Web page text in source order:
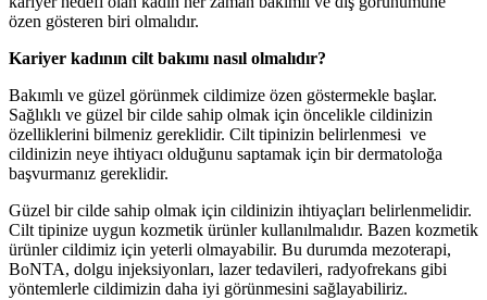
özen gösteren biri olmalıdır.
Kariyer kadının cilt bakımı nasıl olmalıdır?
Bakımlı ve güzel görünmek cildimize özen göstermekle başlar.
Sağlıklı ve güzel bir cilde sahip olmak için öncelikle cildinizin
özelliklerini bilmeniz gereklidir. Cilt tipinizin belirlenmesi ve
cildinizin neye ihtiyacı olduğunu saptamak için bir dermatoloğa
başvurmanız gereklidir.
Güzel bir cilde sahip olmak için cildinizin ihtiyaçları belirlenmelidir.
Cilt tipinize uygun kozmetik ürünler kullanılmalıdır. Bazen kozmetik
ürünler cildimiz için yeterli olmayabilir. Bu durumda mezoterapi,
BoNTA, dolgu injeksiyonları, lazer tedavileri, radyofrekans gibi
yöntemlerle cildimizin daha iyi görünmesini sağlayabiliriz.